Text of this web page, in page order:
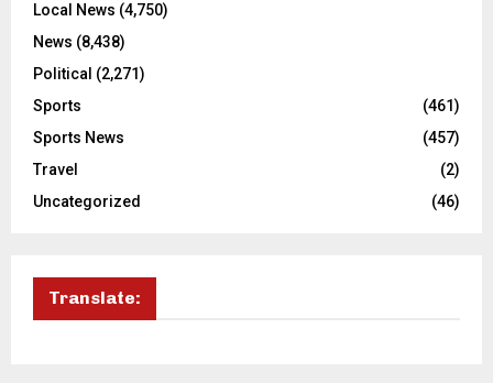
Local News (4,750)
News (8,438)
Political (2,271)
Sports
(461)
Sports News
(457)
Travel
(2)
Uncategorized
(46)
Translate: